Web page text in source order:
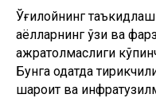
Ўғилойнинг
аёлларнинг ўзи ва
ажратолмаслиги
Бунга одатда
шароит ва